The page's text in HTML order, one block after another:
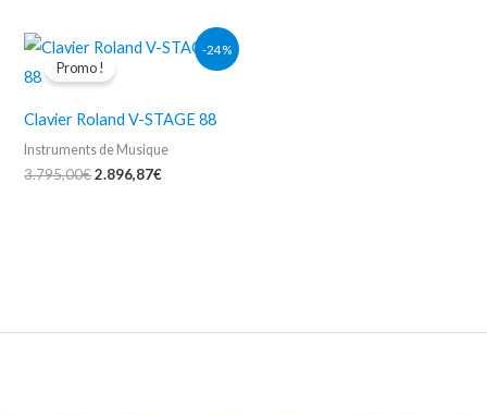
-24%
Promo !
Clavier Roland V-STAGE 88
Instruments de Musique
3.795,00€
Le
prix
initial
3.795,00€.
2.896,87€
Le
prix
2.896,87€.